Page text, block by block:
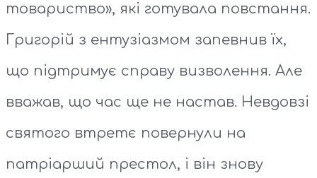
товариство», які готувала повстання.
Григорій з ентузіазмом запевнив їх,
що підтримує справу визволення. Але
вважав, що час ще не настав. Невдовзі
святого втретє повернули на
патріарший престол, і він знову